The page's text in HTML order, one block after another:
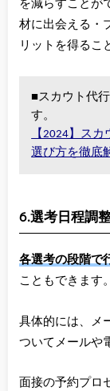
を減らすことが
材に出会える・
リットを得るこ
■スカウト代
す。
【2024】ス
選び方を徹底
6.選考日程調
各選考の段階で
こともできます。
具体的には、メ
ついてメールや
面接の予約プロ